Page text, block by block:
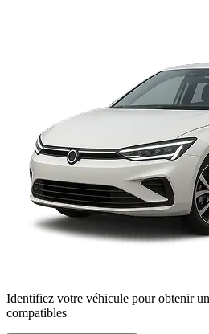
Identifiez votre véhicule pour obtenir
compatibles